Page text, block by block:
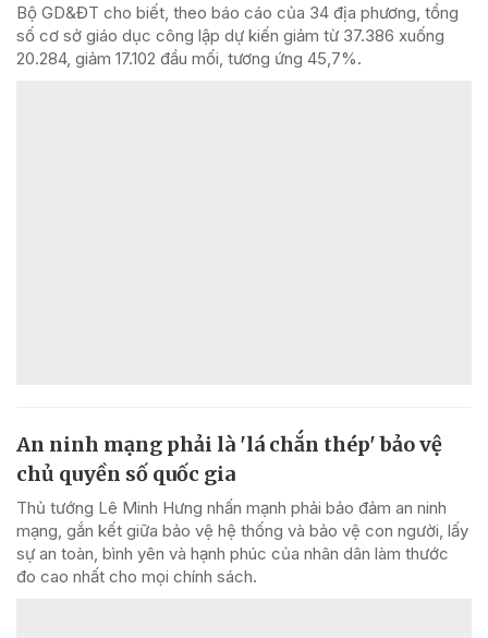
Bộ GD&ĐT cho biết, theo báo cáo của 34 địa phương, tổng
số cơ sở giáo dục công lập dự kiến giảm từ 37.386 xuống
20.284, giảm 17.102 đầu mối, tương ứng 45,7%.
An ninh mạng phải là 'lá chắn thép' bảo vệ
chủ quyền số quốc gia
Thủ tướng Lê Minh Hưng nhấn mạnh phải bảo đảm an ninh
mạng, gắn kết giữa bảo vệ hệ thống và bảo vệ con người, lấy
sự an toàn, bình yên và hạnh phúc của nhân dân làm thước
đo cao nhất cho mọi chính sách.